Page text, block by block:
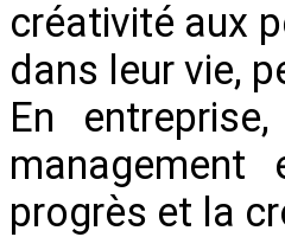
créativité aux
dans leur vie,
En
management
progrès et la